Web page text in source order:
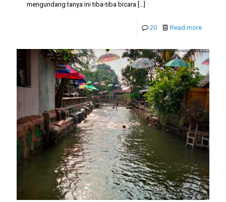
mengundang tanya ini tiba-tiba bicara […]
20 Read more